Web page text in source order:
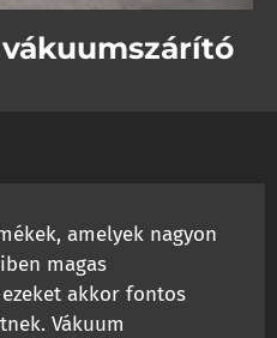
amelyek nagyon
magas
akkor fontos
Vákuum